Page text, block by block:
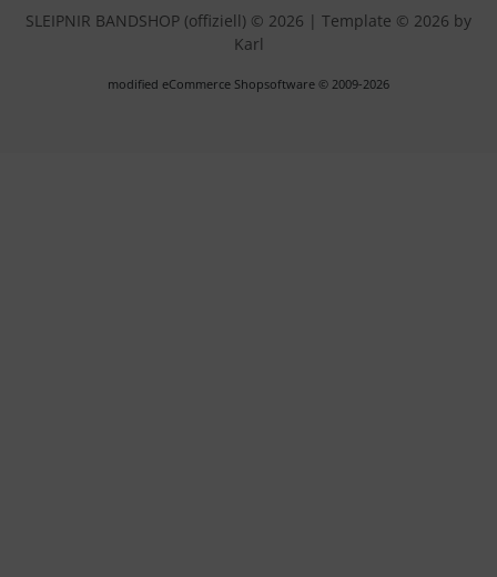
SLEIPNIR BANDSHOP (offiziell) © 2026 | Template © 2026 by
Karl
modified eCommerce Shopsoftware © 2009-2026